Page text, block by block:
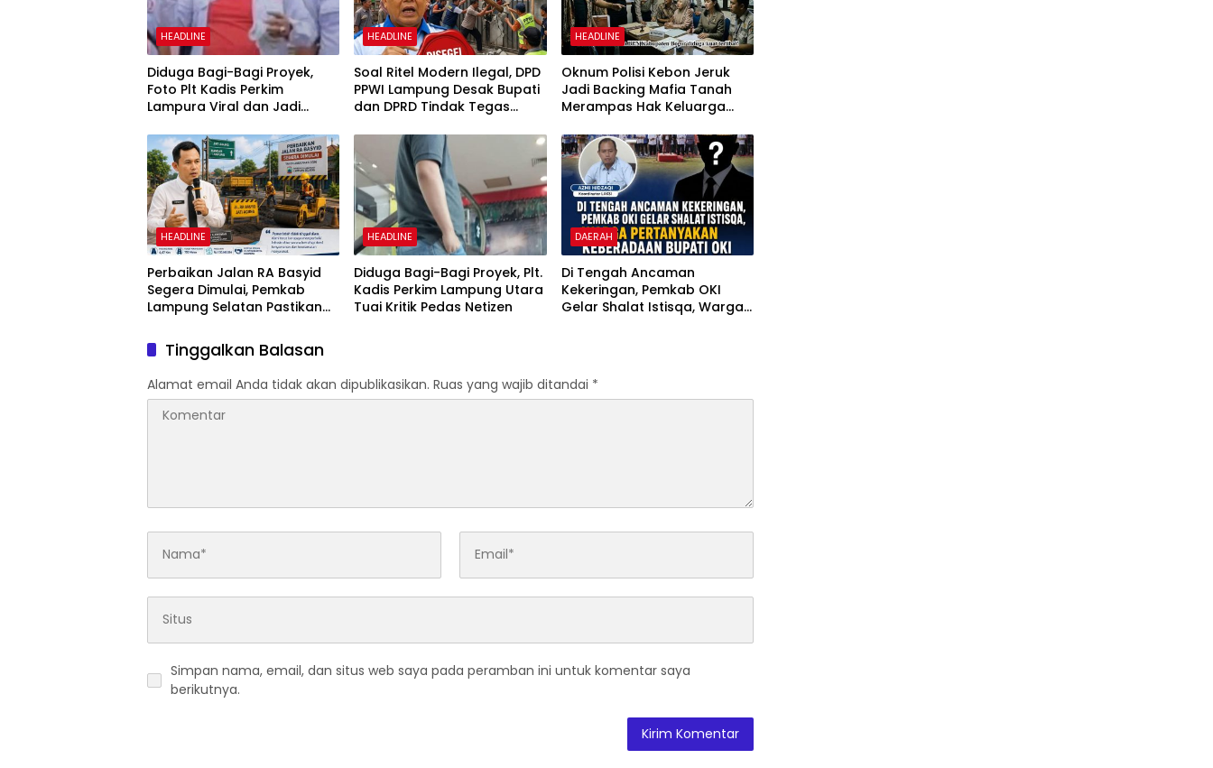
HEADLINE
Diduga Bagi-Bagi Proyek,
Foto Plt Kadis Perkim
Lampura Viral dan Jadi
Netizen
HEADLINE
Soal Ritel Modern Ilegal, DPD
PPWI Lampung Desak Bupati
dan DPRD Tindak Tegas
02/2016
HEADLINE
Oknum Polisi Kebon Jeruk
Jadi Backing Mafia Tanah
Merampas Hak Keluarga
HEADLINE
Perbaikan Jalan RA Basyid
Segera Dimulai, Pemkab
Lampung Selatan Pastikan
dan Nyaman
HEADLINE
Diduga Bagi-Bagi Proyek, Plt.
Kadis Perkim Lampung Utara
Tuai Kritik Pedas Netizen
DAERAH
Di Tengah Ancaman
Kekeringan, Pemkab OKI
Gelar Shalat Istisqa, Warga
Tinggalkan Balasan
Alamat email Anda tidak akan dipublikasikan. Ruas yang wajib ditandai *
Simpan nama, email, dan situs web saya pada peramban ini untuk komentar saya
berikutnya.